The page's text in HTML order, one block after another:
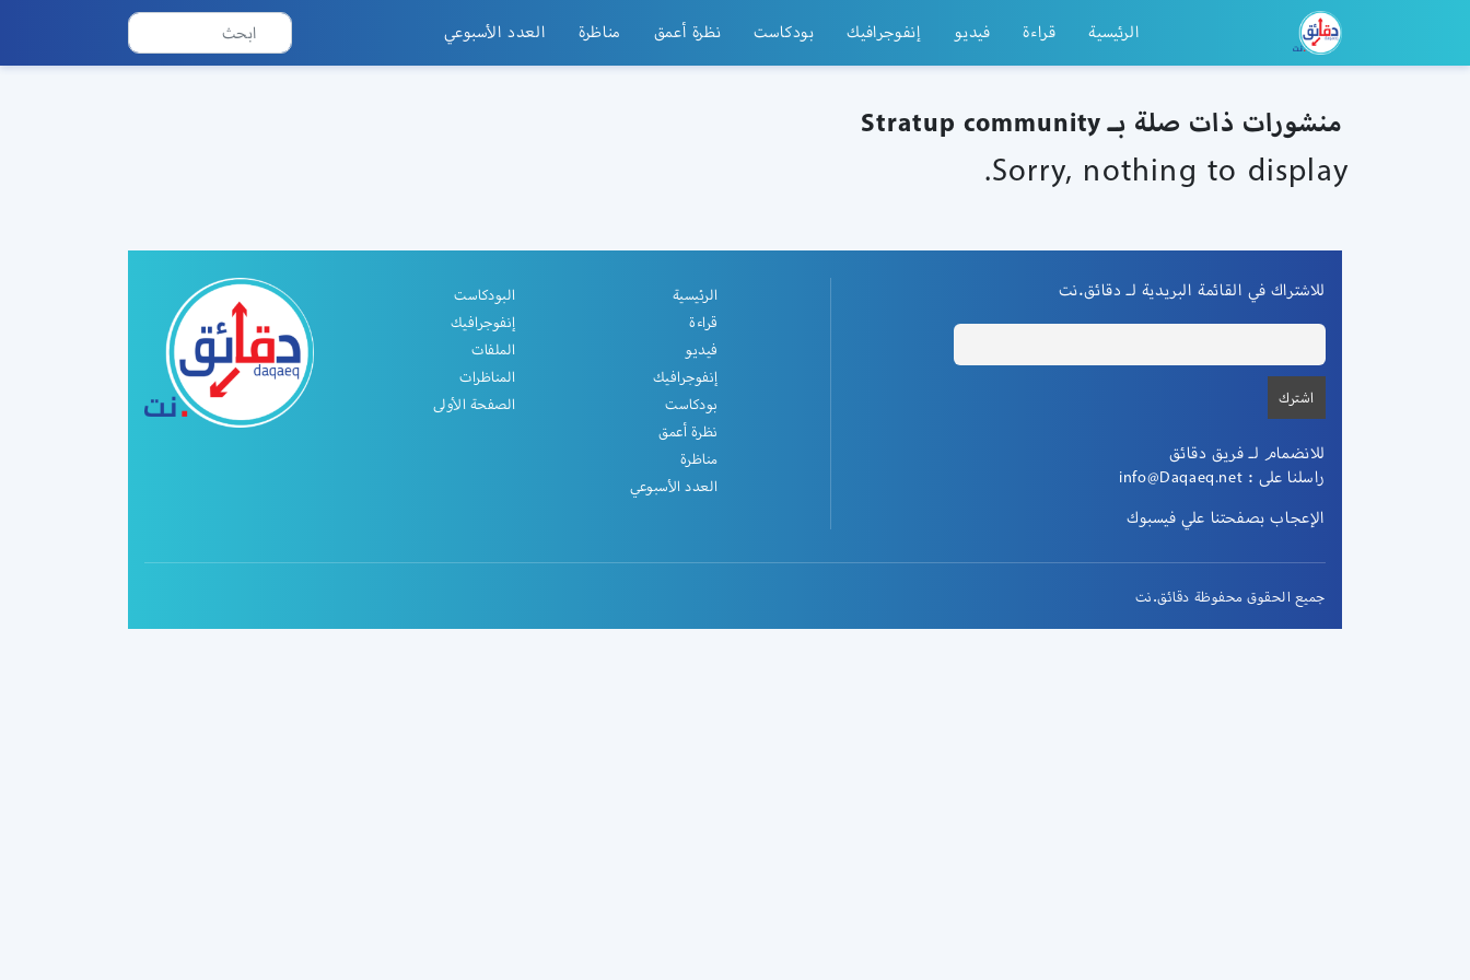
الرئيسية قراءة فيديو إنفوجرافيك بودكاست نظرة أعمق مناظرة العدد الأسبوعي
منشورات ذات صلة بـ Stratup community
Sorry, nothing to display.
للاشتراك في القائمة البريدية لـ دقائق.نت
للانضمام لـ فريق دقائق
راسلنا على : info@Daqaeq.net
الإعجاب بصفحتنا علي فيسبوك
الرئيسية
قراءة
فيديو
إنفوجرافيك
بودكاست
نظرة أعمق
مناظرة
العدد الأسبوعي
البودكاست
إنفوجرافيك
الملفات
المناظرات
الصفحة الأولى
جميع الحقوق محفوظة دقائق.نت